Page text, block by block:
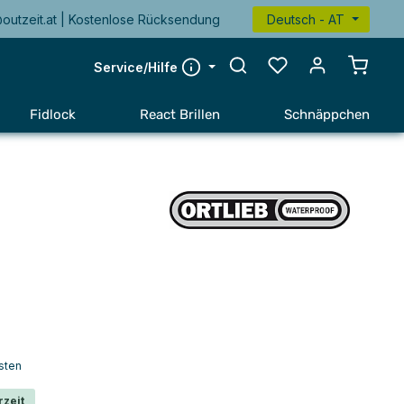
| Kostenlose Rücksendung Deutsch - AT
Service/Hilfe
Fidlock React Brillen Schnäppchen